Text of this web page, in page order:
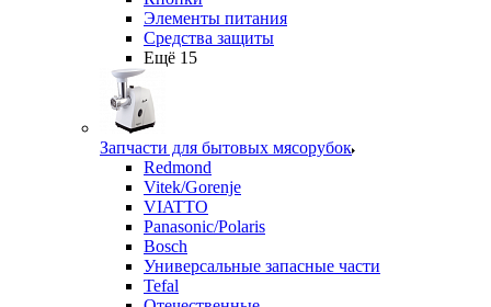
Элементы питания
Средства защиты
Ещё 15
Запчасти для бытовых мясорубок
Redmond
Vitek/Gorenje
VIATTO
Panasonic/Polaris
Bosch
Универсальные запасные части
Tefal